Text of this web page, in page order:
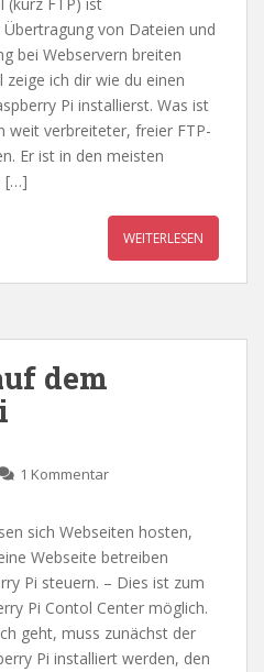
von Dateien und
bei Webservern breiten
ich dir wie du einen
Pi installierst. Was ist
weit verbreiteter, freier FTP-
Er ist in den meisten
[…]
WEITERLESEN
dem
1 Kommentar
sich Webseiten hosten,
Webseite betreiben
Pi steuern. – Dies ist zum
Pi Contol Center möglich.
geht, muss zunächst der
Pi installiert werden, den